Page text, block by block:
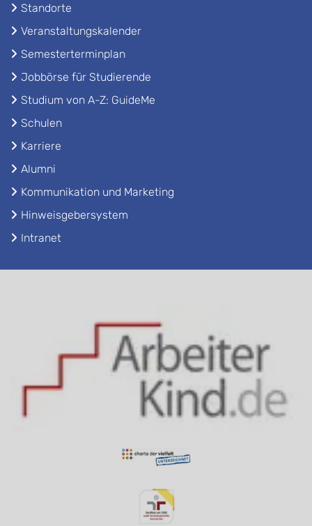
Standorte
Veranstaltungskalender
Semesterterminplan
Jobbörse für Studierende
Studium von A-Z: GuideMe
Schulen
Karriere
Alumni
Kommunikation und Marketing
Hinweisgebersystem
Intranet